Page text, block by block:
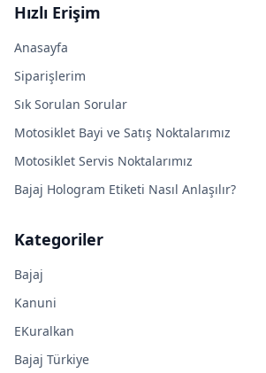
Hızlı Erişim
Anasayfa
Siparişlerim
Sık Sorulan Sorular
Motosiklet Bayi ve Satış Noktalarımız
Motosiklet Servis Noktalarımız
Bajaj Hologram Etiketi Nasıl Anlaşılır?
Kategoriler
Bajaj
Kanuni
EKuralkan
Bajaj Türkiye